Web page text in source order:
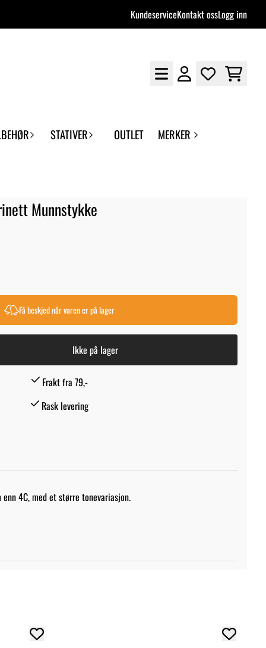
KundeserviceKontakt ossLogg inn
STATIVER OUTLET MERKER
Munnstykke
Få beskjed når varen er på lager
Ikke på lager
Frakt fra 79,-
Rask levering
4C, med et større tonevariasjon.